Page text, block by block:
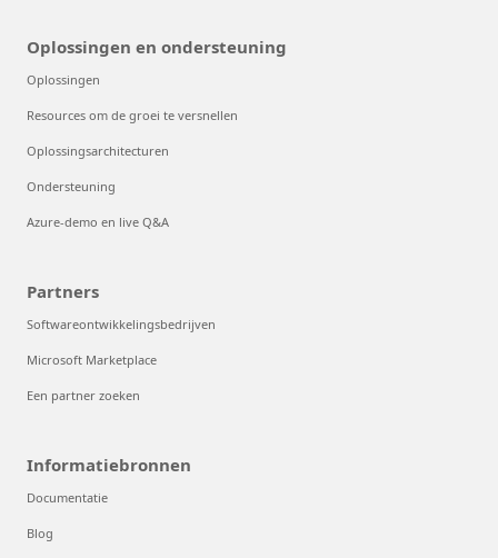
Oplossingen en ondersteuning
Oplossingen
Resources om de groei te versnellen
Oplossingsarchitecturen
Ondersteuning
Azure-demo en live Q&A
Partners
Softwareontwikkelingsbedrijven
Microsoft Marketplace
Een partner zoeken
Informatiebronnen
Documentatie
Blog